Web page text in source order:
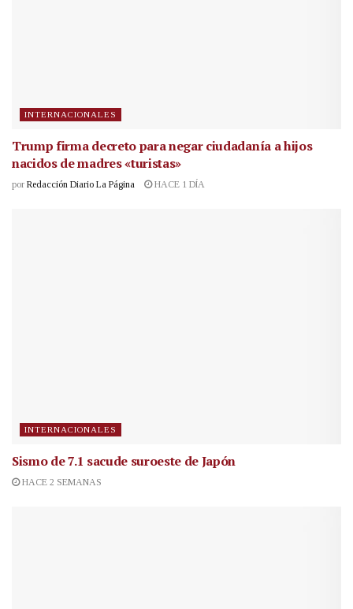
INTERNACIONALES
Trump firma decreto para negar ciudadanía a hijos
nacidos de madres «turistas»
por Redacción Diario La Página HACE 1 DÍA
INTERNACIONALES
Sismo de 7.1 sacude suroeste de Japón
HACE 2 SEMANAS